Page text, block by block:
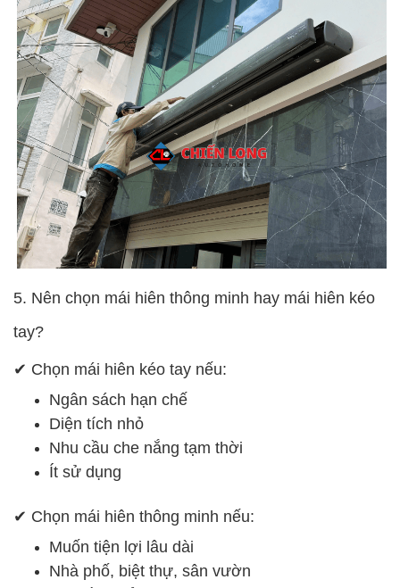
5. Nên chọn mái hiên thông minh hay mái hiên kéo
tay?
✔ Chọn mái hiên kéo tay nếu:
Ngân sách hạn chế
Diện tích nhỏ
Nhu cầu che nắng tạm thời
Ít sử dụng
✔ Chọn mái hiên thông minh nếu:
Muốn tiện lợi lâu dài
Nhà phố, biệt thự, sân vườn